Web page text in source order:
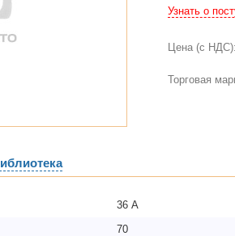
Узнать о
Цена (с НДС):
Торговая
36 А
70